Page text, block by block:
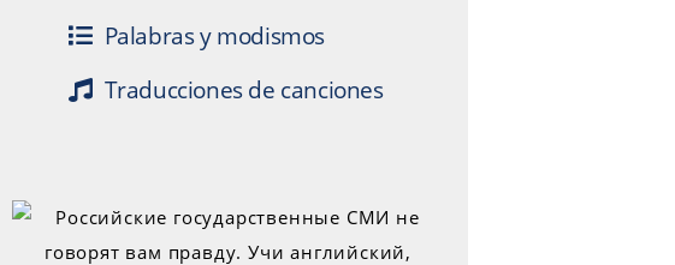
Palabras y modismos
Traducciones de canciones